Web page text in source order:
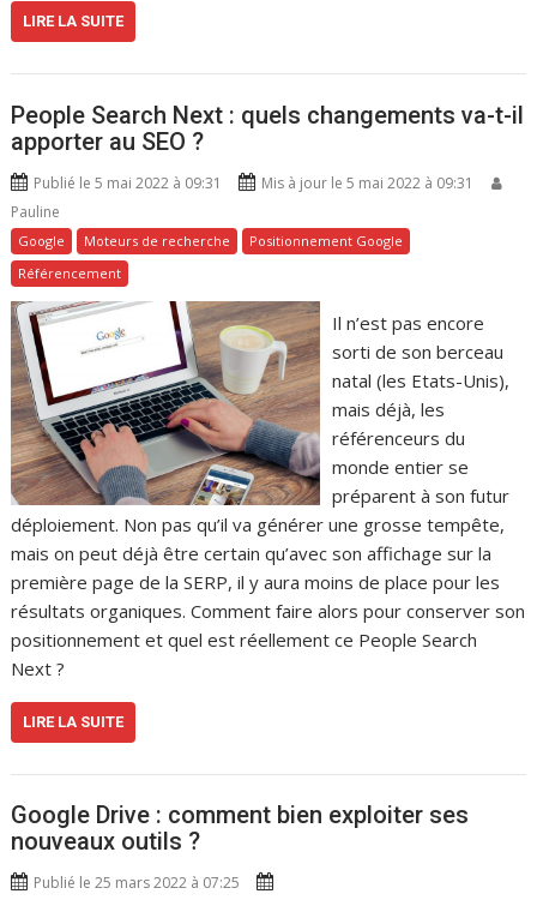
LIRE LA SUITE
People Search Next : quels changements va-t-il
apporter au SEO ?
Publié le 5 mai 2022 à 09:31
Mis à jour le 5 mai 2022 à 09:31
Pauline
Google Moteurs de recherche
Positionnement Google
Référencement
Il n’est pas encore
sorti de son berceau
natal (les Etats-Unis),
mais déjà, les
référenceurs du
monde entier se
préparent à son futur
déploiement. Non pas qu’il va générer une grosse tempête,
mais on peut déjà être certain qu’avec son affichage sur la
première page de la SERP, il y aura moins de place pour les
résultats organiques. Comment faire alors pour conserver son
positionnement et quel est réellement ce People Search
Next ?
LIRE LA SUITE
Google Drive : comment bien exploiter ses
nouveaux outils ?
Publié le 25 mars 2022 à 07:25